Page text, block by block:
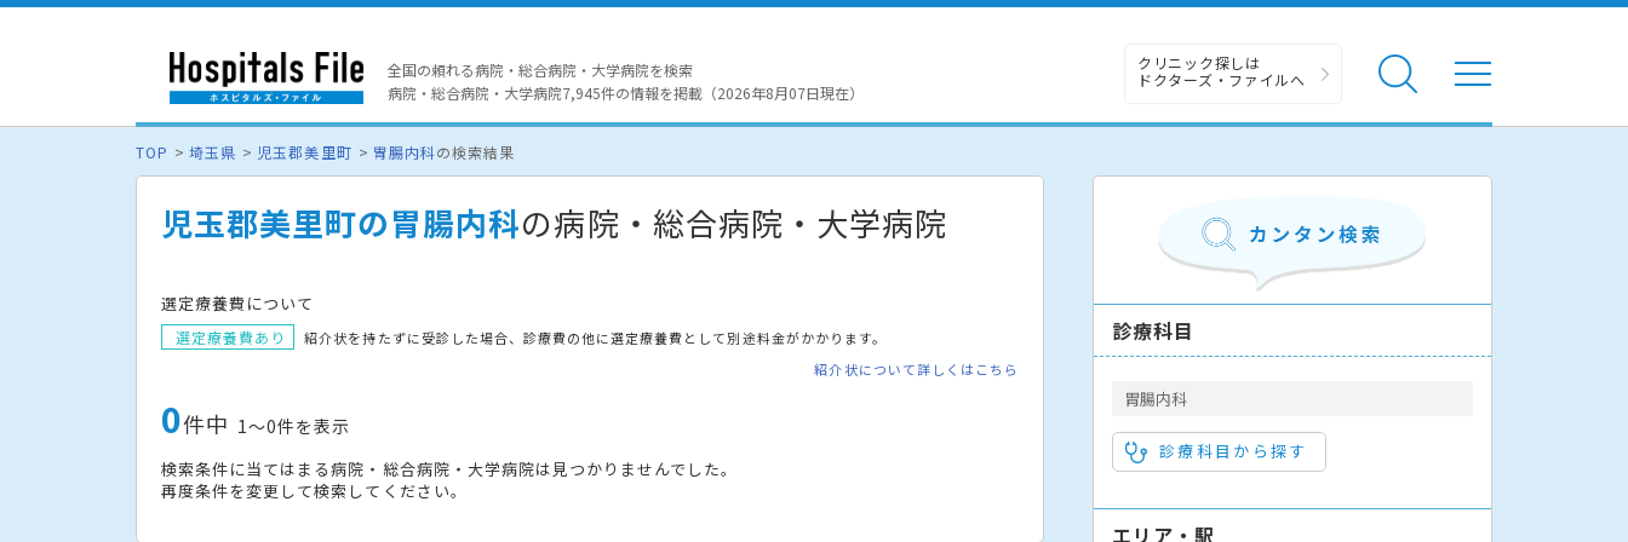
全国の頼れる病院・総合病院・大学病院を検索
病院・総合病院・大学病院7,945件の情報を掲載（2026年8月07日現在）
クリニック探しは
ドクターズ・ファイルへ
TOP 埼玉県 児玉郡美里町 胃腸内科の検索結果
児玉郡美里町の胃腸内科の病院・総合病院・大学病院
選定療養費について
選定療養費あり
紹介状を持たずに受診した場合、診療費の他に選定療養費として別途料金がかかります。
紹介状について詳しくはこちら
0件中 1〜0件を表示
検索条件に当てはまる病院・総合病院・大学病院は見つかりませんでした。
再度条件を変更して検索してください。
診療科目
胃腸内科
診療科目から探す
エリア・駅